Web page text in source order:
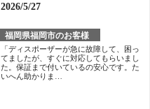
2026/5/27